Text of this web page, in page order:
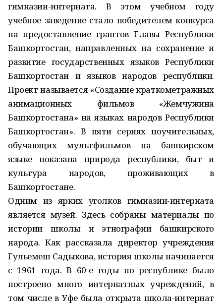
гимназии-интерната. В этом учебном году
учебное заведение стало победителем конкурса
на предоставление грантов Главы Республики
Башкортостан, направленных на сохранение и
развитие государственных языков Республики
Башкортостан и языков народов республики.
Проект называется «Создание краткометражных
анимационных фильмов «Жемчужина
Башкортостана» на языках народов Республики
Башкортостан». В пяти сериях поучительных,
обучающих мультфильмов на башкирском
языке показана природа республики, быт и
культура народов, проживающих в
Башкортостане.
Одним из ярких уголков гимназии-интерната
является музей. Здесь собраны материалы по
истории школы и этнографии башкирского
народа. Как рассказала директор учреждения
Гульемеш Садыкова, история школы начинается
с 1961 года. В 60-е годы по республике было
построено много интернатных учреждений, в
том числе в Уфе была открыта школа-интернат